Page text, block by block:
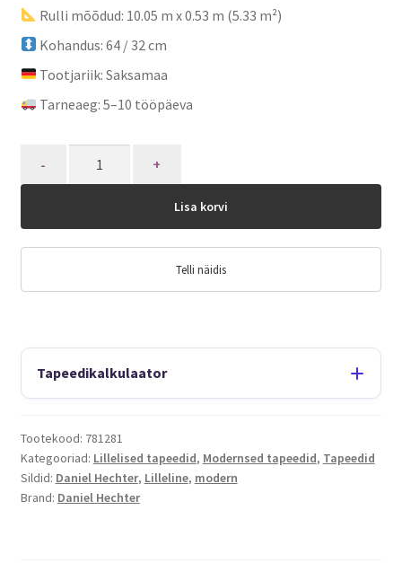
Rulli mõõdud: 10.05 m x 0.53 m (5.33 m²)
Kohandus: 64 / 32 cm
Tootjariik: Saksamaa
Tarneaeg: 5–10 tööpäeva
Lisa korvi
Telli näidis
Tapeedikalkulaator
Tootekood: 781281
Kategooriad: Lillelised tapeedid, Modernsed tapeedid, Tapeedid
Sildid: Daniel Hechter, Lilleline, modern
Brand: Daniel Hechter